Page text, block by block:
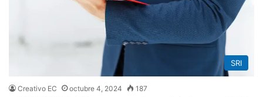
SRI
Creativo EC octubre 4, 2024 187